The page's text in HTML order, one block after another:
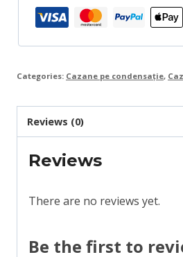
5
quantity
Categories: Cazane pe condensație,
Reviews (0)
Reviews
There are no reviews yet.
Be the first to